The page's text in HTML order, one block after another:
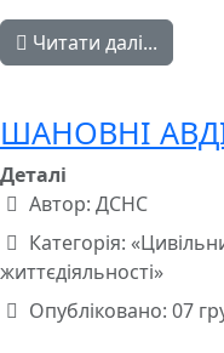
Читати далі...
ШАНОВНІ
Деталі
Автор: ДСНС
Категорія:
життєдіяльності»
Опубліковано: 07